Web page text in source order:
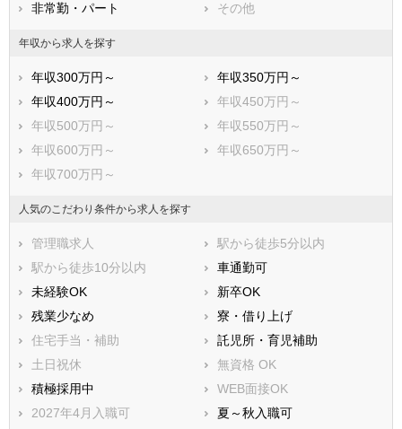
賀茂郡松崎町
賀茂郡西伊豆町
田方郡函南町
榛原郡吉田町
榛原郡川根本町
周智郡森町
非常勤・パート
その他
年収から求人を探す
年収300万円～
年収350万円～
年収400万円～
年収450万円～
年収500万円～
年収550万円～
年収600万円～
年収650万円～
年収700万円～
人気のこだわり条件から求人を探す
管理職求人
駅から徒歩5分以内
駅から徒歩10分以内
車通勤可
未経験OK
新卒OK
残業少なめ
寮・借り上げ
住宅手当・補助
託児所・育児補助
土日祝休
無資格 OK
積極採用中
WEB面接OK
2027年4月入職可
夏～秋入職可